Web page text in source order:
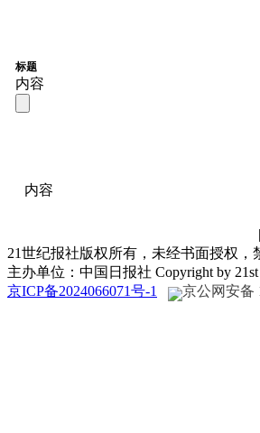
标题
内容
内容
21世纪报社版权所有，未经书面授权，
主办单位：中国日报社 Copyright by
京ICP备2024066071号-1
京公网安备